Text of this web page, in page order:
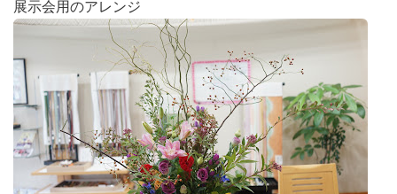
展示会用のアレンジ